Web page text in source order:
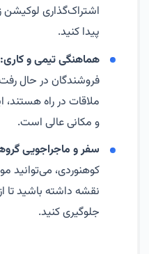
اشتراک‌گذاری لوکیشن
پیدا کنید.
هماهنگی تیمی و کاری:
فروشندگان در حال
ملاقات در راه هستند،
و مکانی عالی است.
سفر و ماجراجویی
کوهنوردی، می‌توانید
نقشه داشته باشید
جلوگیری کنید.